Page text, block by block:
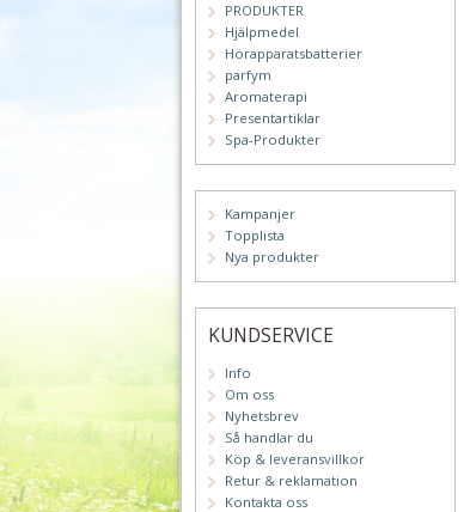
PRODUKTER
Hjälpmedel
Hörapparatsbatterier
parfym
Aromaterapi
Presentartiklar
Spa-Produkter
Kampanjer
Topplista
Nya produkter
KUNDSERVICE
Info
Om oss
Nyhetsbrev
Så handlar du
Köp & leveransvillkor
Retur & reklamation
Kontakta oss